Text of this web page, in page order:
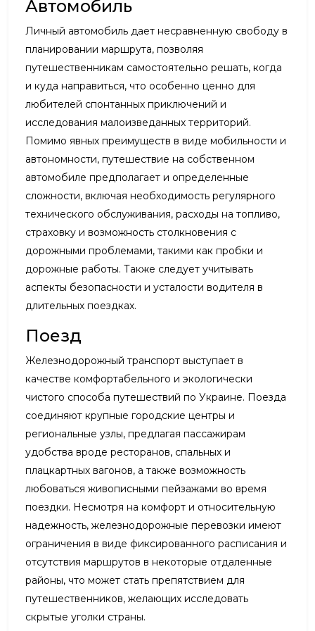
Автомобиль
Личный автомобиль дает несравненную свободу в
планировании маршрута, позволяя
путешественникам самостоятельно решать, когда
и куда направиться, что особенно ценно для
любителей спонтанных приключений и
исследования малоизведанных территорий.
Помимо явных преимуществ в виде мобильности и
автономности, путешествие на собственном
автомобиле предполагает и определенные
сложности, включая необходимость регулярного
технического обслуживания, расходы на топливо,
страховку и возможность столкновения с
дорожными проблемами, такими как пробки и
дорожные работы. Также следует учитывать
аспекты безопасности и усталости водителя в
длительных поездках.
Поезд
Железнодорожный транспорт выступает в
качестве комфортабельного и экологически
чистого способа путешествий по Украине. Поезда
соединяют крупные городские центры и
региональные узлы, предлагая пассажирам
удобства вроде ресторанов, спальных и
плацкартных вагонов, а также возможность
любоваться живописными пейзажами во время
поездки. Несмотря на комфорт и относительную
надежность, железнодорожные перевозки имеют
ограничения в виде фиксированного расписания и
отсутствия маршрутов в некоторые отдаленные
районы, что может стать препятствием для
путешественников, желающих исследовать
скрытые уголки страны.